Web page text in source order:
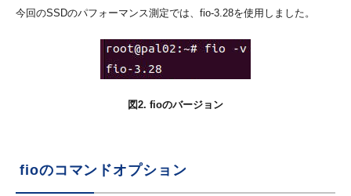
今回のSSDのパフォーマンス測定では、fio-3.28を使用しました。
図2. fioのバージョン
fioのコマンドオプション